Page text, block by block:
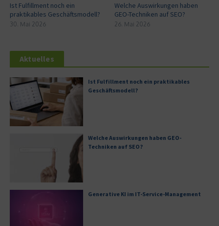
Ist Fulfillment noch ein
praktikables Geschäftsmodell?
30. Mai 2026
Welche Auswirkungen haben
GEO-Techniken auf SEO?
26. Mai 2026
Aktuelles
Ist Fulfillment noch ein praktikables
Geschäftsmodell?
Welche Auswirkungen haben GEO-
Techniken auf SEO?
Generative KI im IT-Service-Management